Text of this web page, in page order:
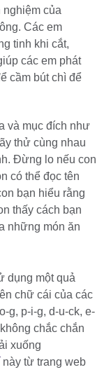
của
Các em
tinh khi cắt,
các em phát
cầm bút chì để
và mục đích như
thử cùng nhau
Đừng lo nếu con
có thể đọc tên
bạn hiểu rằng
thấy cách bạn
những món ăn
dụng một quả
chữ cái của các
g, p-i-g, d-u-ck, e-
chắc chắn
xuống
này từ trang web